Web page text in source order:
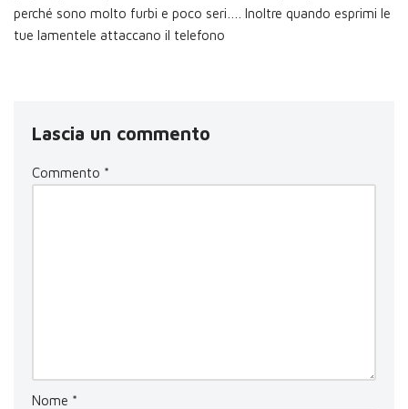
perché sono molto furbi e poco seri…. Inoltre quando esprimi le
tue lamentele attaccano il telefono
Lascia un commento
Commento *
Nome *